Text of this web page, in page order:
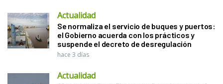
Actualidad
Se normaliza el servicio de buques y puertos:
el Gobierno acuerda con los prácticos y
suspende el decreto de desregulación
hace 3 días
Actualidad